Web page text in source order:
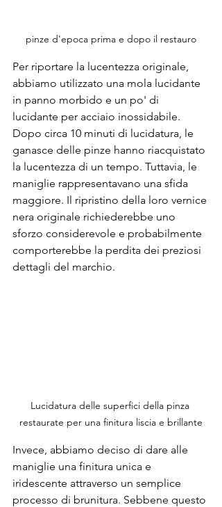
pinze d'epoca prima e dopo il restauro
Per riportare la lucentezza originale,
abbiamo utilizzato una mola lucidante
in panno morbido e un po' di
lucidante per acciaio inossidabile.
Dopo circa 10 minuti di lucidatura, le
ganasce delle pinze hanno riacquistato
la lucentezza di un tempo. Tuttavia, le
maniglie rappresentavano una sfida
maggiore. Il ripristino della loro vernice
nera originale richiederebbe uno
sforzo considerevole e probabilmente
comporterebbe la perdita dei preziosi
dettagli del marchio.
Lucidatura delle superfici della pinza
restaurate per una finitura liscia e brillante
Invece, abbiamo deciso di dare alle
maniglie una finitura unica e
iridescente attraverso un semplice
processo di brunitura. Sebbene questo